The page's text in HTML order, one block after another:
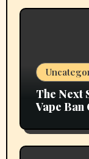
The Next
Vape